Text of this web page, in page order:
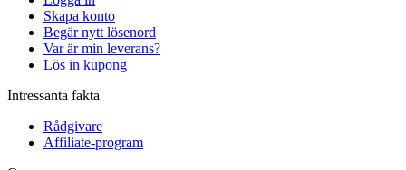
Skapa konto
Begär nytt lösenord
Var är min leverans?
Lös in kupong
Intressanta fakta
Rådgivare
Affiliate-program